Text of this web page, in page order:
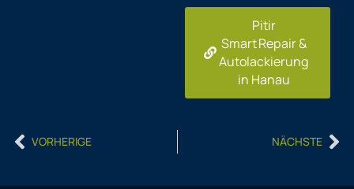
Pitir
Smart Repair &
Autolackierung
in Hanau
VORHERIGE NÄCHSTE